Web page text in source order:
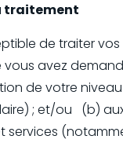
traitement
de traiter
vous avez
de votre
; et/ou (b)
services